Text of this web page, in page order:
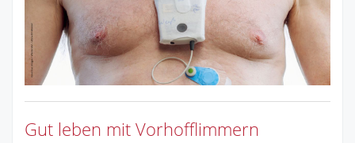
Gut leben mit Vorhofflimmern